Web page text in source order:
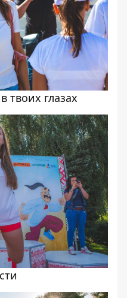
твоих глазах